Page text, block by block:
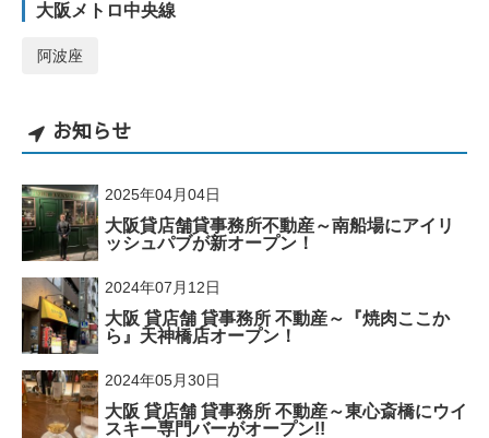
大阪メトロ中央線
阿波座
お知らせ
2025年04月04日
大阪貸店舗貸事務所不動産～南船場にアイリ
ッシュパブが新オープン！
2024年07月12日
大阪 貸店舗 貸事務所 不動産～『焼肉ここか
ら』天神橋店オープン！
2024年05月30日
大阪 貸店舗 貸事務所 不動産～東心斎橋にウイ
スキー専門バーがオープン!!